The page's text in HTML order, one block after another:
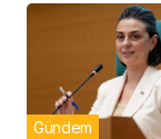
Gündem